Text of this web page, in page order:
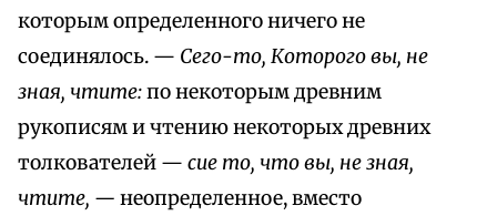
которым определенного ничего не
соединялось. — Сего-то, Которого вы, не
зная, чтите:по некоторым древним
рукописям и чтению некоторых древних
толкователей — сие то, что вы, не зная,
чтите, — неопределенное, вместо